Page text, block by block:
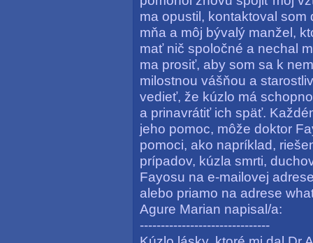
ma opustil, kontaktoval
mňa a môj bývalý manžel,
mať nič spoločné a nechal
ma prosiť, aby som sa k
milostnou vášňou a
vedieť, že kúzlo má
a prinavrátiť ich späť.
jeho pomoc, môže doktor
pomoci, ako napríklad,
prípadov, kúzla smrti,
Fayosu na e-mailovej
alebo priamo na adrese
Agure Marian napisal/a:
-------------------------------